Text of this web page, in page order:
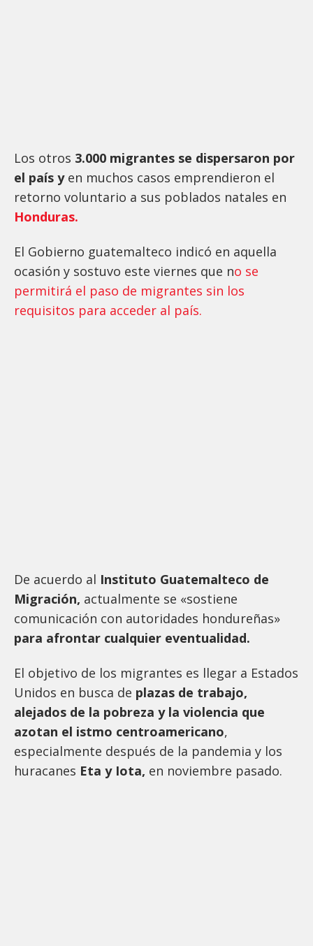
Los otros 3.000 migrantes se dispersaron por
el país yen muchos casos emprendieron el
retorno voluntario a sus poblados natales en
Honduras.
El Gobierno guatemalteco indicó en aquella
ocasión y sostuvo este viernes que no se
permitirá el paso de migrantes sin los
requisitos para acceder al país.
De acuerdo al Instituto Guatemalteco de
Migración, actualmente se «sostiene
comunicación con autoridades hondureñas»
para afrontar cualquier eventualidad.
El objetivo de los migrantes es llegar a Estados
Unidos en busca de plazas de trabajo,
alejados de la pobreza y la violencia que
azotan el istmo centroamericano,
especialmente después de la pandemia y los
huracanes Eta y Iota, en noviembre pasado.